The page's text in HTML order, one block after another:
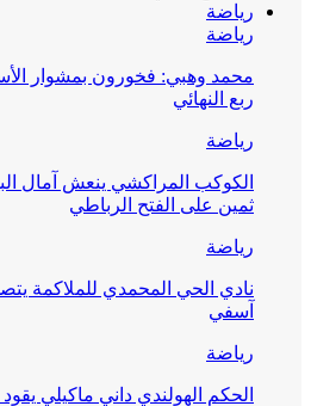
رياضة
رياضة
محمد وهبي: فخورون بمشوار
ربع النهائي
رياضة
الكوكب المراكشي ينعش آمال
ثمين على الفتح الرباطي
رياضة
نادي الحي المحمدي للملاكمة
آسفي
رياضة
الحكم الهولندي داني ماكيلي